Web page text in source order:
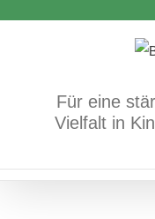
Für eine
Vielfalt in